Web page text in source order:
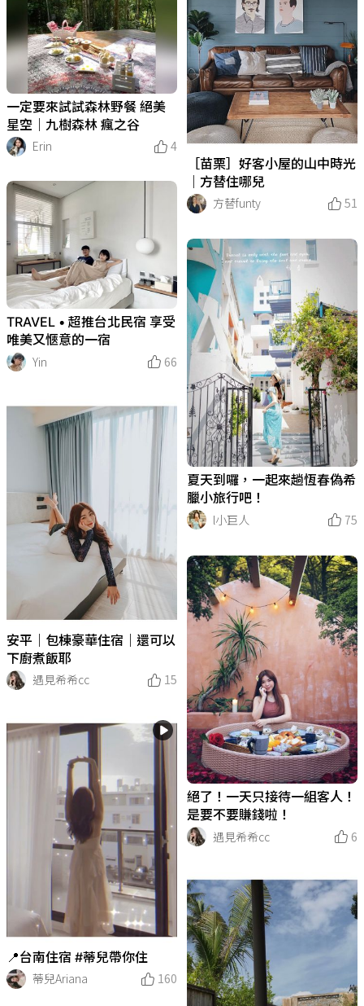
一定要來試試森林野餐 絕美
星空｜九樹森林 瘋之谷
Erin
4
［苗栗］好客小屋的山中時光
｜方替住哪兒
方替funty
51
TRAVEL • 超推台北民宿 享受
唯美又愜意的一宿
Yin
66
夏天到囉，一起來趟恆春偽希
臘小旅行吧！
l小巨人
75
安平｜包棟豪華住宿｜還可以
下廚煮飯耶
遇見希希cc
15
絕了！一天只接待一組客人！
是要不要賺錢啦！
遇見希希cc
6
📍台南住宿 #蒂兒帶你住
蒂兒Ariana
160